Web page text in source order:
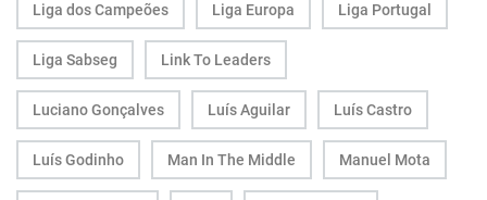
Liga dos Campeões Liga Europa Liga Portugal
Liga Sabseg Link To Leaders
Luciano Gonçalves Luís Aguilar Luís Castro
Luís Godinho Man In The Middle Manuel Mota